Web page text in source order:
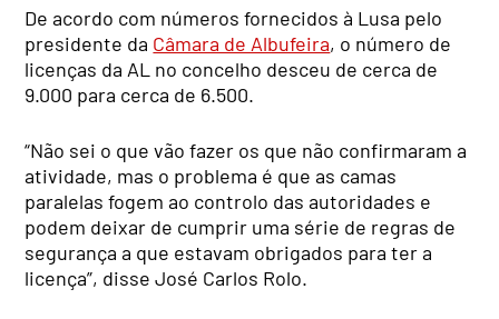
De acordo com números fornecidos à Lusa pelo
presidente da Câmara de Albufeira, o número de
licenças da AL no concelho desceu de cerca de
9.000 para cerca de 6.500.
“Não sei o que vão fazer os que não confirmaram a
atividade, mas o problema é que as camas
paralelas fogem ao controlo das autoridades e
podem deixar de cumprir uma série de regras de
segurança a que estavam obrigados para ter a
licença”, disse José Carlos Rolo.